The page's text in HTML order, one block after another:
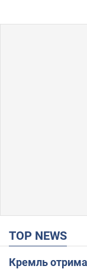
TOP NEWS
Кремль